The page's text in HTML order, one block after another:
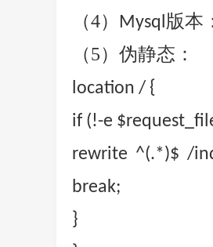
（4） Mysql版本
（5） 伪静态：
location / {
if (!-e
rewrite ^(.*)$ /
break;
}